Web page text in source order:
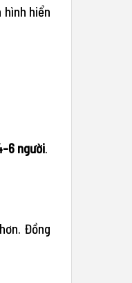
hiển
6 người
Đồng